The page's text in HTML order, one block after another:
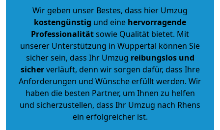
Wir geben unser Bestes, dass hier Umzug
kostengünstig und eine hervorragende
Professionalitätsowie Qualität bietet. Mit
unserer Unterstützung in Wuppertal können Sie
sicher sein, dass Ihr Umzug reibungslos und
sicherverläuft, denn wir sorgen dafür, dass Ihre
Anforderungen und Wünsche erfüllt werden. Wir
haben die besten Partner, um Ihnen zu helfen
und sicherzustellen, dass Ihr Umzug nach Rhens
ein erfolgreicher ist.